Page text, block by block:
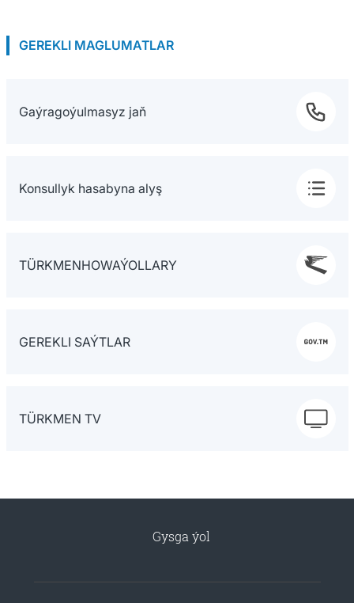
GEREKLI MAGLUMATLAR
Gaýragoýulmasyz jaň
Konsullyk hasabyna alyş
TÜRKMENHOWAÝOLLARY
GEREKLI SAÝTLAR
TÜRKMEN TV
Gysga ýol